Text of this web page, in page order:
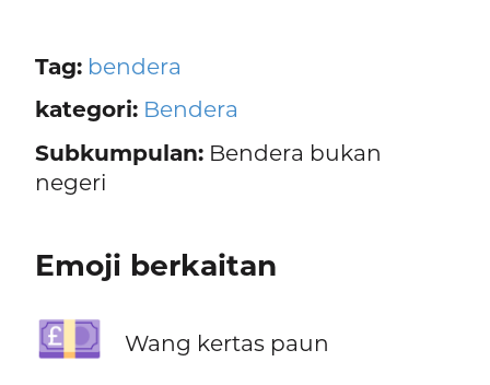
Tag: bendera
kategori: Bendera
Subkumpulan:Bendera bukan
negeri
Emoji berkaitan
💷 Wang kertas paun